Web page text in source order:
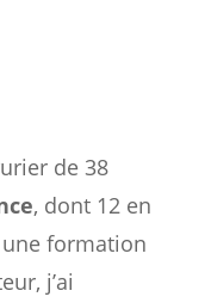
de 38
, dont 12 en
formation
j’ai